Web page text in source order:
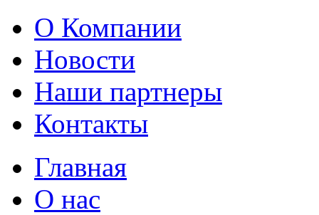
О Компании
Новости
Наши партнеры
Контакты
Главная
О нас